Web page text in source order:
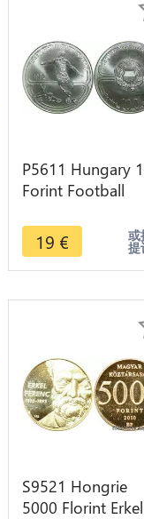
P5611 Hungary
Forint Football
UNC -> M offer
19 € 或
提
S9521 Hongrie
5000 Florint Erkel